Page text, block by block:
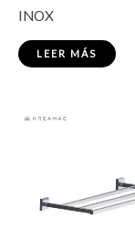
INOX
LEER MÁS